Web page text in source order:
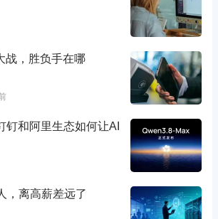
战，胜负手在哪
钉和阿里生态如何让AI
，离高薪差远了